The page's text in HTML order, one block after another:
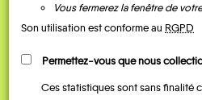
Vous fermerez la fenêtre de
Son utilisation est conforme au RGPD
Permettez-vous que nous
Ces statistiques sont sans finalité